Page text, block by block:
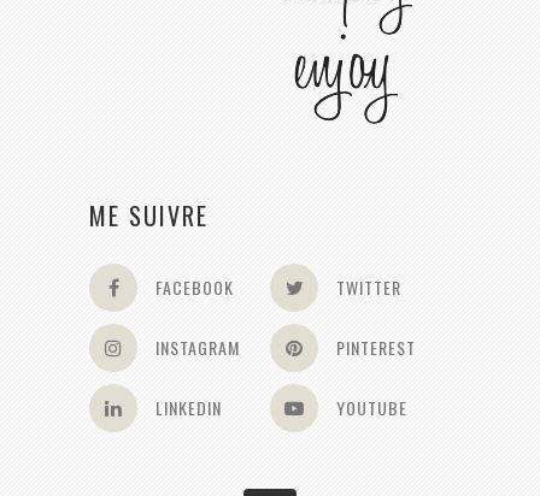
ME SUIVRE
FACEBOOK TWITTER
INSTAGRAM PINTEREST
LINKEDIN YOUTUBE